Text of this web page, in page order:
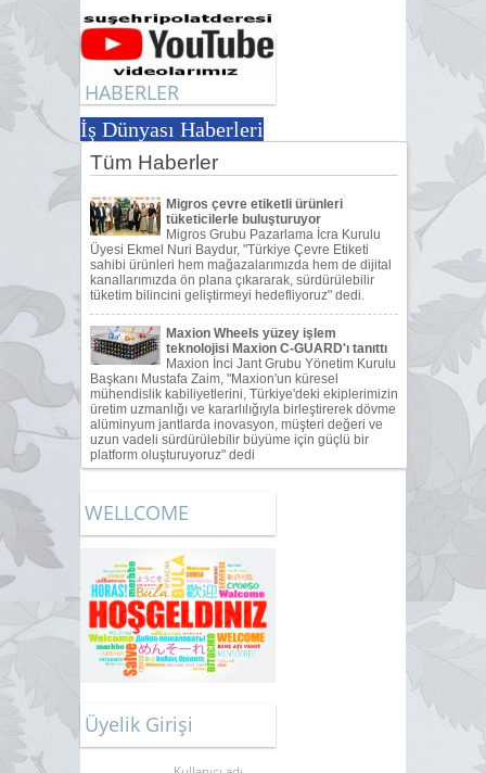
HABERLER
İş Dünyası Haberleri
WELLCOME
Üyelik Girişi